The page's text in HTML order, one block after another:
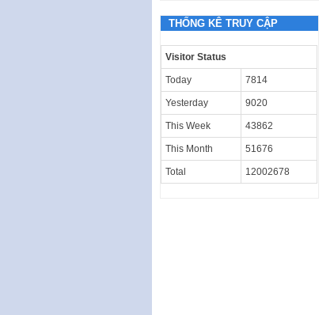
THỐNG KÊ TRUY CẬP
Visitor Status
Today 7814
Yesterday 9020
This Week 43862
This Month 51676
Total 12002678